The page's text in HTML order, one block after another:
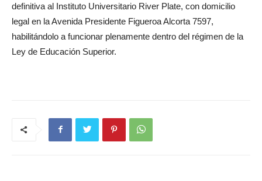
definitiva al Instituto Universitario River Plate, con domicilio
legal en la Avenida Presidente Figueroa Alcorta 7597,
habilitándolo a funcionar plenamente dentro del régimen de la
Ley de Educación Superior.